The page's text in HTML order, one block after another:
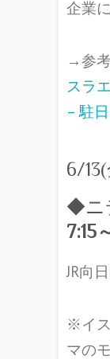
企業
→参考
スラ
– 駐
6/
◆ニ
7:15
JR向
※イ
マの